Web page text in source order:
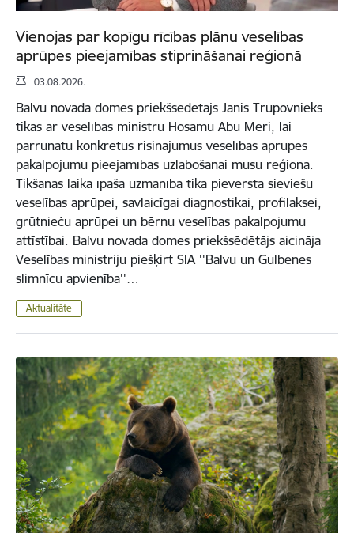
Vienojas par kopīgu rīcības plānu veselības
aprūpes pieejamības stiprināšanai reģionā
03.08.2026.
Balvu novada domes priekšsēdētājs Jānis Trupovnieks
tikās ar veselības ministru Hosamu Abu Meri, lai
pārrunātu konkrētus risinājumus veselības aprūpes
pakalpojumu pieejamības uzlabošanai mūsu reģionā.
Tikšanās laikā īpaša uzmanība tika pievērsta sieviešu
veselības aprūpei, savlaicīgai diagnostikai, profilaksei,
grūtnieču aprūpei un bērnu veselības pakalpojumu
attīstībai. Balvu novada domes priekšsēdētājs aicināja
Veselības ministriju piešķirt SIA ''Balvu un Gulbenes
slimnīcu apvienība''…
Aktualitāte